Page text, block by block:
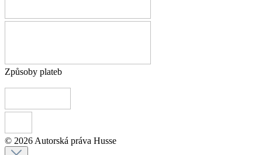
Způsoby plateb
© 2026 Autorská práva Husse